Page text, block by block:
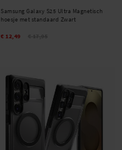
Samsung Galaxy S25 Ultra Magnetisch
hoesje met standaard Zwart
€ 12,49